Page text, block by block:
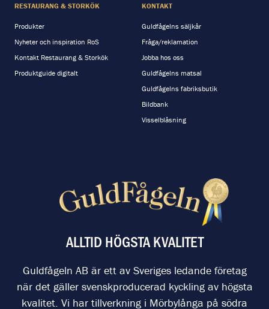
RESTAURANG & STORKÖK
Produkter
Nyheter och inspiration RoS
Kontakt Restaurang & Storkök
Produktguide digitalt
KONTAKT
Guldfågelns säljkår
Fråga/reklamation
Jobba hos oss
Guldfågelns matsal
Guldfågelns fabriksbutik
Bildbank
Visselblåsning
ALLTID HÖGSTA KVALITET
Guldfågeln AB är ett av Sveriges ledande företag
när det gäller svenskproducerad kyckling av högsta
kvalitet. Vi har tillverkning i Mörbylånga på södra